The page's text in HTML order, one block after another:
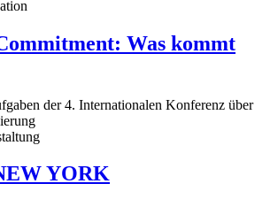
Was kommt
der 4. Internationalen Konferenz über
YORK